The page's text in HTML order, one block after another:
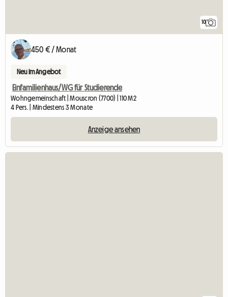
10
450 € / Monat
Neu im Angebot
Einfamilienhaus/WG für Studierende
Wohngemeinschaft | Mouscron (7700) | 110 M2
4 Pers. | Mindestens 3 Monate
Anzeige ansehen